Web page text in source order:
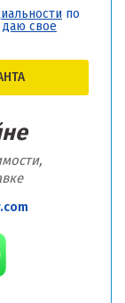
по
даю свое